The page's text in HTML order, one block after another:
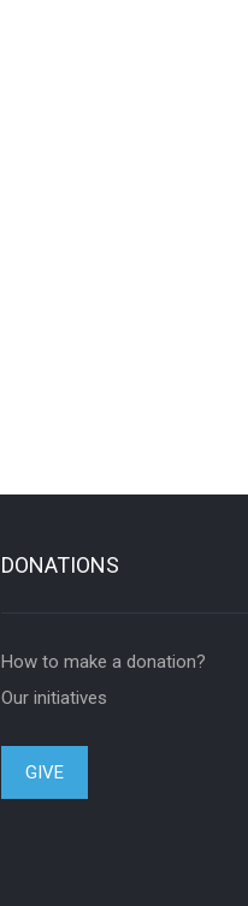
DONATIONS
How to make a donation?
Our initiatives
GIVE